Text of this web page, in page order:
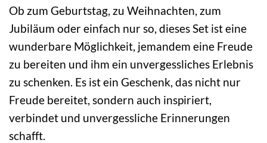
Ob zum Geburtstag, zu Weihnachten, zum
Jubiläum oder einfach nur so, dieses Set ist eine
wunderbare Möglichkeit, jemandem eine Freude
zu bereiten und ihm ein unvergessliches Erlebnis
zu schenken. Es ist ein Geschenk, das nicht nur
Freude bereitet, sondern auch inspiriert,
verbindet und unvergessliche Erinnerungen
schafft.